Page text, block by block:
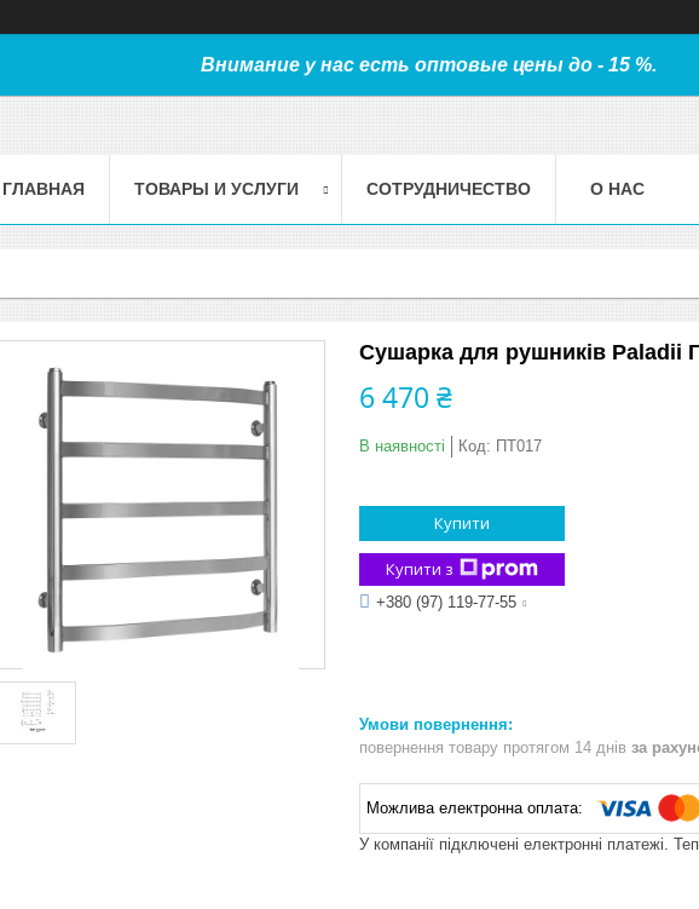
Внимание у нас есть оптовые цены до - 15 %.
ГЛАВНАЯ ТОВАРЫ И УСЛУГИ СОТРУДНИЧЕСТВО О НАС
Сушарка для рушників Paladii
6 470 ₴
В наявності Код: ПТ017
Купити
Купити з
+380 (97) 119-77-55
повернення товару протягом 14 днів за
У компанії підключені електронні платежі.